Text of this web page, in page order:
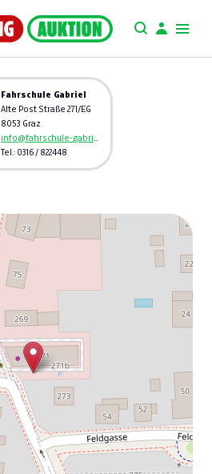
Fahrschule Gabriel
Alte Post Straße 271/EG
8053 Graz
Tel.: 0316 / 822448